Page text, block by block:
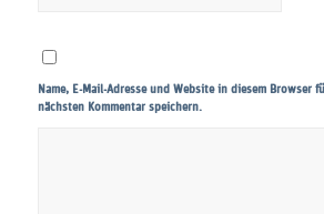
Name, E-Mail-Adresse und Website in diesem Browser
nächsten Kommentar speichern.